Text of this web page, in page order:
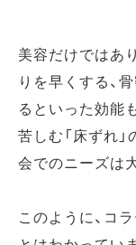
美容だけではあ
りを早くする、
るといった効能
苦しむ「床ずれ
会でのニーズは
このように、コ